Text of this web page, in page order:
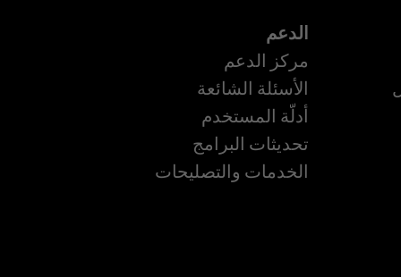
الدعم
مركز الدعم
الأسئلة الشائعة
أدلّة المستخدم
تحديثات البرامج
الخدمات والتصليحات